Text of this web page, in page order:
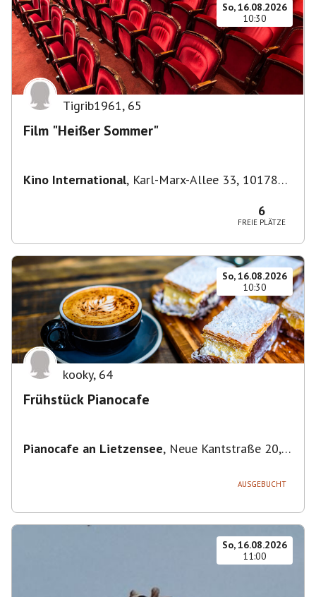
So, 16.08.2026
10:30
Tigrib1961, 65
Film "Heißer Sommer"
Kino International, Karl-Marx-Allee 33, 10178
6
FREIE PLÄTZE
So, 16.08.2026
10:30
kooky, 64
Frühstück Pianocafe
Pianocafe an Lietzensee, Neue Kantstraße 20,
AUSGEBUCHT
So, 16.08.2026
11:00